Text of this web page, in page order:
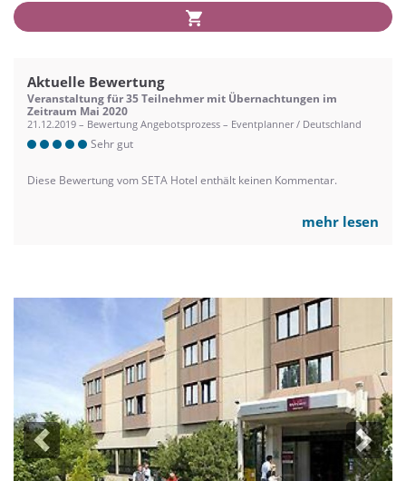
Aktuelle Bewertung
Veranstaltung für 35 Teilnehmer mit Übernachtungen im
Zeitraum Mai 2020
21.12.2019 – Bewertung Angebotsprozess – Eventplanner / Deutschland
Sehr gut
Diese Bewertung vom SETA Hotel enthält keinen Kommentar.
mehr lesen
Previous Next